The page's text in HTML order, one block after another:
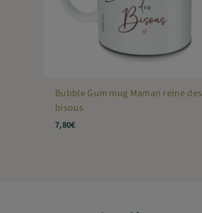
Bubble Gum mug Maman reine des
bisous
7,80€